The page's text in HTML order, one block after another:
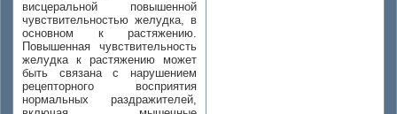
висцеральной повышенной
чувствительностью желудка, в
основном к растяжению.
Повышенная чувствительность
желудка к растяжению может
быть связана с нарушением
рецепторного восприятия
нормальных раздражителей,